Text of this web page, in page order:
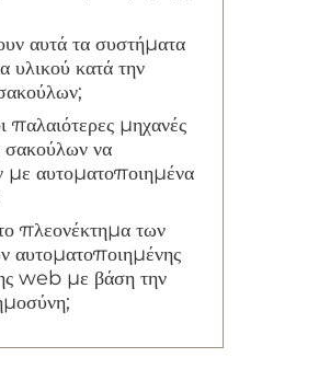
αυτά τα συστήματα
υλικού κατά την
μηχανές
σακούλων να
με αυτοματοποιημένα
πλεονέκτημα των
αυτοματοποιημένης
web με βάση την